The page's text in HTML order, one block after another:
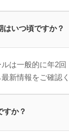
いつ頃ですか？
は一般的に年2
新情報をご確認く
すか？